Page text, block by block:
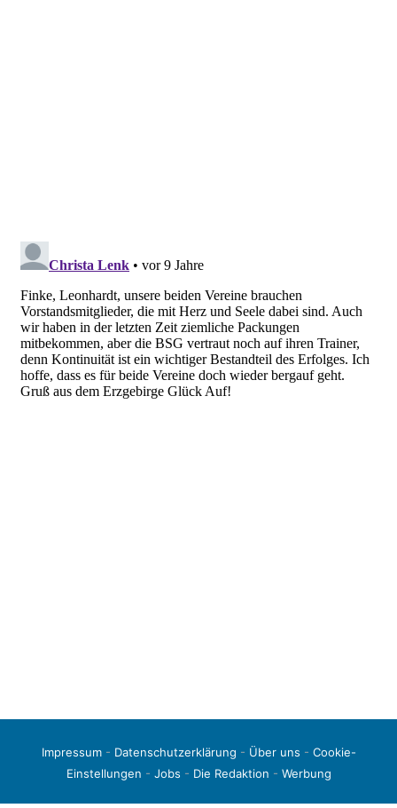
Impressum- Datenschutzerklärung - Über uns - Cookie-
Einstellungen - Jobs - Die Redaktion - Werbung